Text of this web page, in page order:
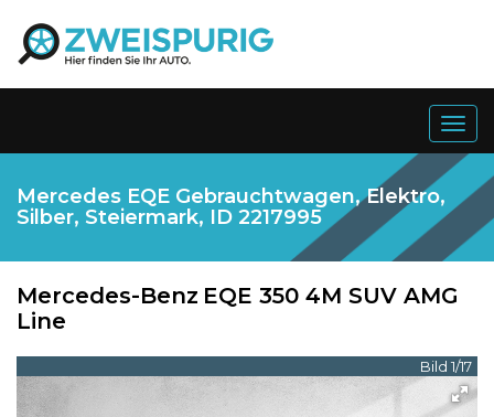
Mercedes EQE Gebrauchtwagen, Elektro,
Silber, Steiermark, ID 2217995
Mercedes-Benz EQE 350 4M SUV AMG
Line
Bild 1/17